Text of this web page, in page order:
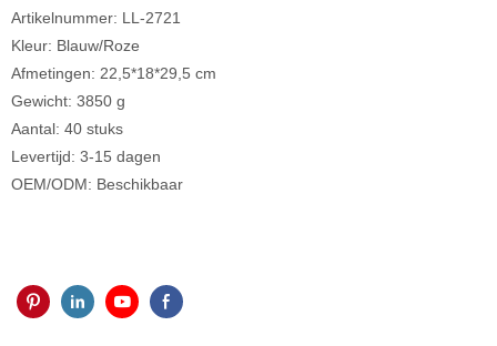
Artikelnummer: LL-2721
Kleur: Blauw/Roze
Afmetingen: 22,5*18*29,5 cm
Gewicht: 3850 g
Aantal: 40 stuks
Levertijd: 3-15 dagen
OEM/ODM: Beschikbaar